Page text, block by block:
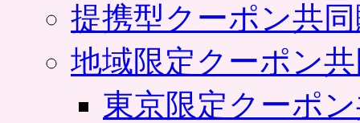
提携型クーポン共
地域限定クーポン
東京限定クーポ